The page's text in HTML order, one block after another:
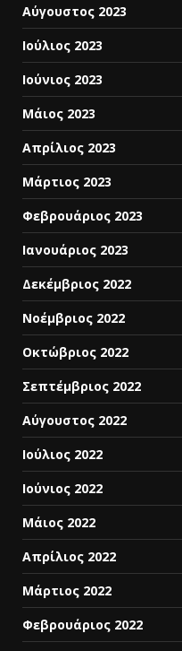
Αύγουστος 2023
Ιούλιος 2023
Ιούνιος 2023
Μάιος 2023
Απρίλιος 2023
Μάρτιος 2023
Φεβρουάριος 2023
Ιανουάριος 2023
Δεκέμβριος 2022
Νοέμβριος 2022
Οκτώβριος 2022
Σεπτέμβριος 2022
Αύγουστος 2022
Ιούλιος 2022
Ιούνιος 2022
Μάιος 2022
Απρίλιος 2022
Μάρτιος 2022
Φεβρουάριος 2022